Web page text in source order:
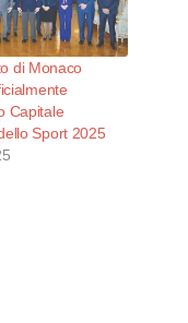
di Monaco
Capitale
Sport 2025